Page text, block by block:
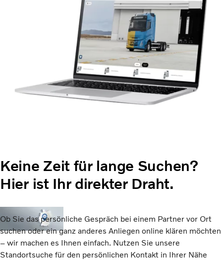
Keine Zeit für lange Suchen?
Hier ist Ihr direkter Draht.
Ob Sie das persönliche Gespräch bei einem Partner vor Ort
suchen oder ein ganz anderes Anliegen online klären möchten
– wir machen es Ihnen einfach. Nutzen Sie unsere
Standortsuche für den persönlichen Kontakt in Ihrer Nähe